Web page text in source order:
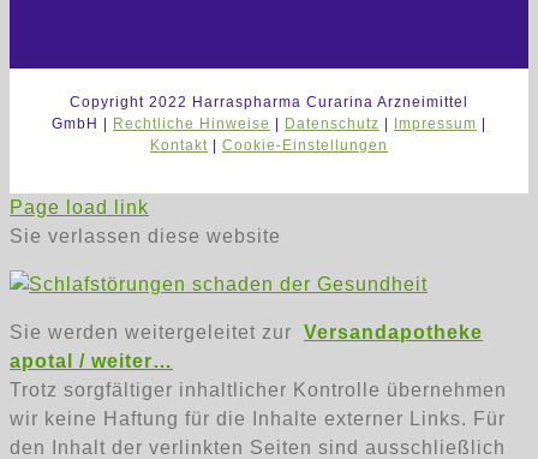
Copyright 2022 Harraspharma Curarina Arzneimittel
GmbH |
Rechtliche Hinweise Datenschutz Impressum
Kontakt
Cookie-Einstellungen
Page load link
Sie verlassen diese website
Sie werden weitergeleitet zur Versandapotheke
apotal / weiter…
Trotz sorgfältiger inhaltlicher Kontrolle übernehmen
wir keine Haftung für die Inhalte externer Links. Für
den Inhalt der verlinkten Seiten sind ausschließlich